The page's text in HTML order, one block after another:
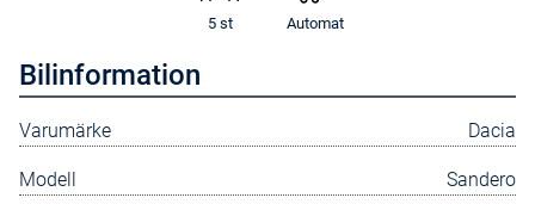
5 st Automat
Bilinformation
Varumärke Dacia
Modell Sandero